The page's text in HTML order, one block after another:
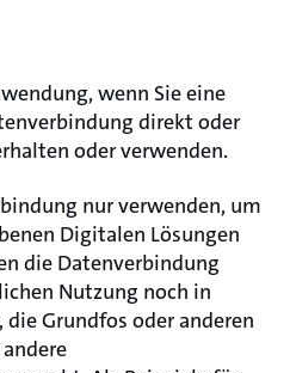
wenn Sie eine
direkt oder
oder verwenden.
nur verwenden, um
Digitalen Lösungen
die Datenverbindung
Nutzung noch in
Grundfos oder anderen